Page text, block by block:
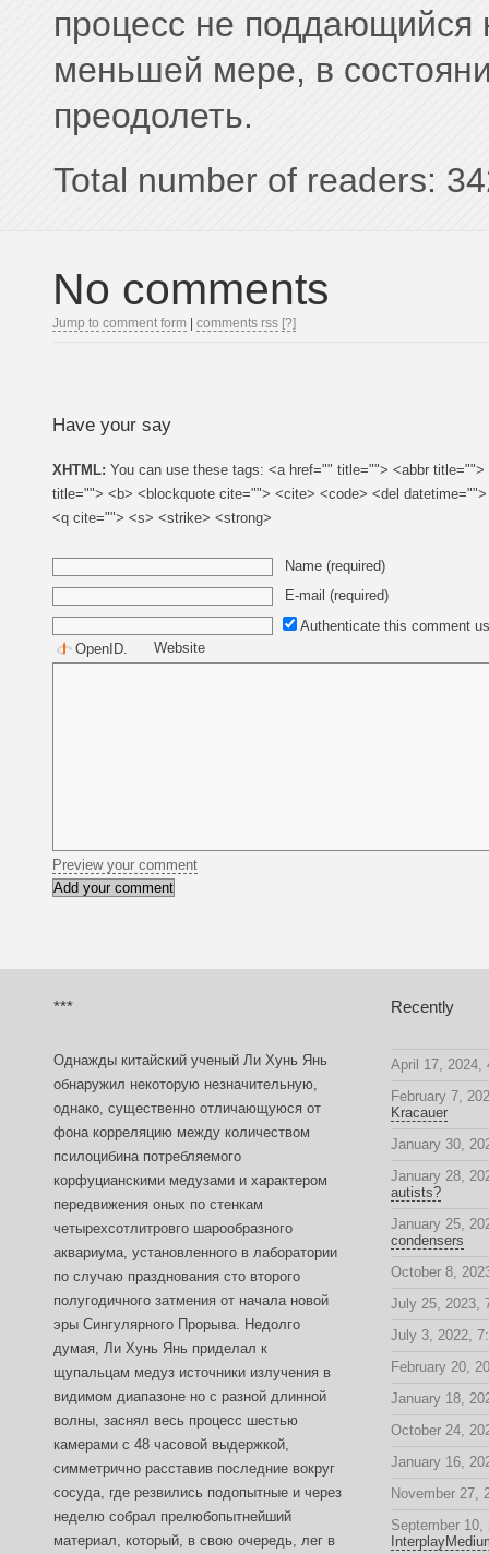
процесс не
меньшей мере, в
преодолеть.
Total number of readers:
No comments
Jump to comment form comments rss [?]
Have your say
XHTML: You can use these tags: <a href="" title=""> <abbr title="">
title=""> <b> <blockquote cite=""> <cite> <code> <del
<q cite=""> <s> <strike> <strong>
Name (required)
E-mail (required)
Authenticate this comment
OpenID. Website
Preview your comment
***
Однажды китайский ученый Ли Хунь Янь
обнаружил некоторую незначительную,
однако, существенно отличающуюся от
фона корреляцию между количеством
псилоцибина потребляемого
корфуцианскими медузами и характером
передвижения оных по стенкам
четырехсотлитровго шарообразного
аквариума, установленного в лаборатории
по случаю празднования сто второго
полугодичного затмения от начала новой
эры Сингулярного Прорыва. Недолго
думая, Ли Хунь Янь приделал к
щупальцам медуз источники излучения в
видимом диапазоне но с разной длинной
волны, заснял весь процесс шестью
камерами с 48 часовой выдержкой,
симметрично расставив последние вокруг
сосуда, где резвились подопытные и через
неделю собрал прелюбопытнейший
материал, который, в свою очередь, лег в
Recently
April 17, 2024,
February 7,
Kracauer
January 30,
January 28,
autists?
January 25,
condensers
October 8,
July 25, 2023,
July 3, 2022,
February 20,
January 18,
October 24,
January 16,
November 27,
September 10,